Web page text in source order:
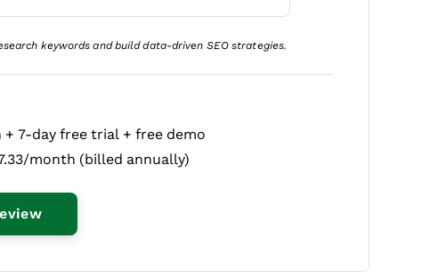
keywords and build data-driven SEO strategies.
+ 7-day free trial + free demo
month (billed annually)
Opens New Window